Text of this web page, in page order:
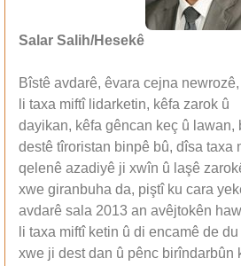
Salar Salih/Hesekê
Bîstê avdarê, êvara cejna
li taxa miftî lidarketin, kêfa zarok û
dayikan, kêfa gêncan keç û lawan,
destê tîroristan binpê bû, dîsa taxa
qelenê azadiyê ji xwîn û laşê
xwe giranbuha da, piştî ku cara
avdarê sala 2013 an avêjtokên
li taxa miftî ketin û di encamê de
xwe ji dest dan û pênc birîndarbûn